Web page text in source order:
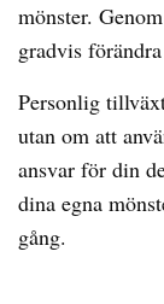
mönster.
gradvis
Personlig
utan om att
ansvar för din
dina egna
gång.